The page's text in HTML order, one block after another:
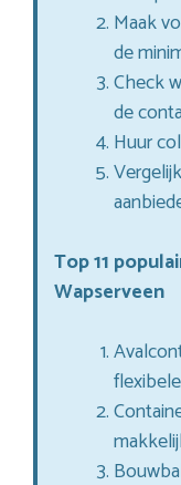
Maak
de
Check
de
Huur
Top 11
Wapserveen